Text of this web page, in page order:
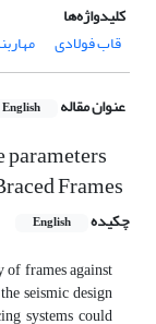
کلیدواژه‌ها
قاب فولادی
عنوان مقاله English
Frames
چکیده English
of frames against
seismic design
systems could